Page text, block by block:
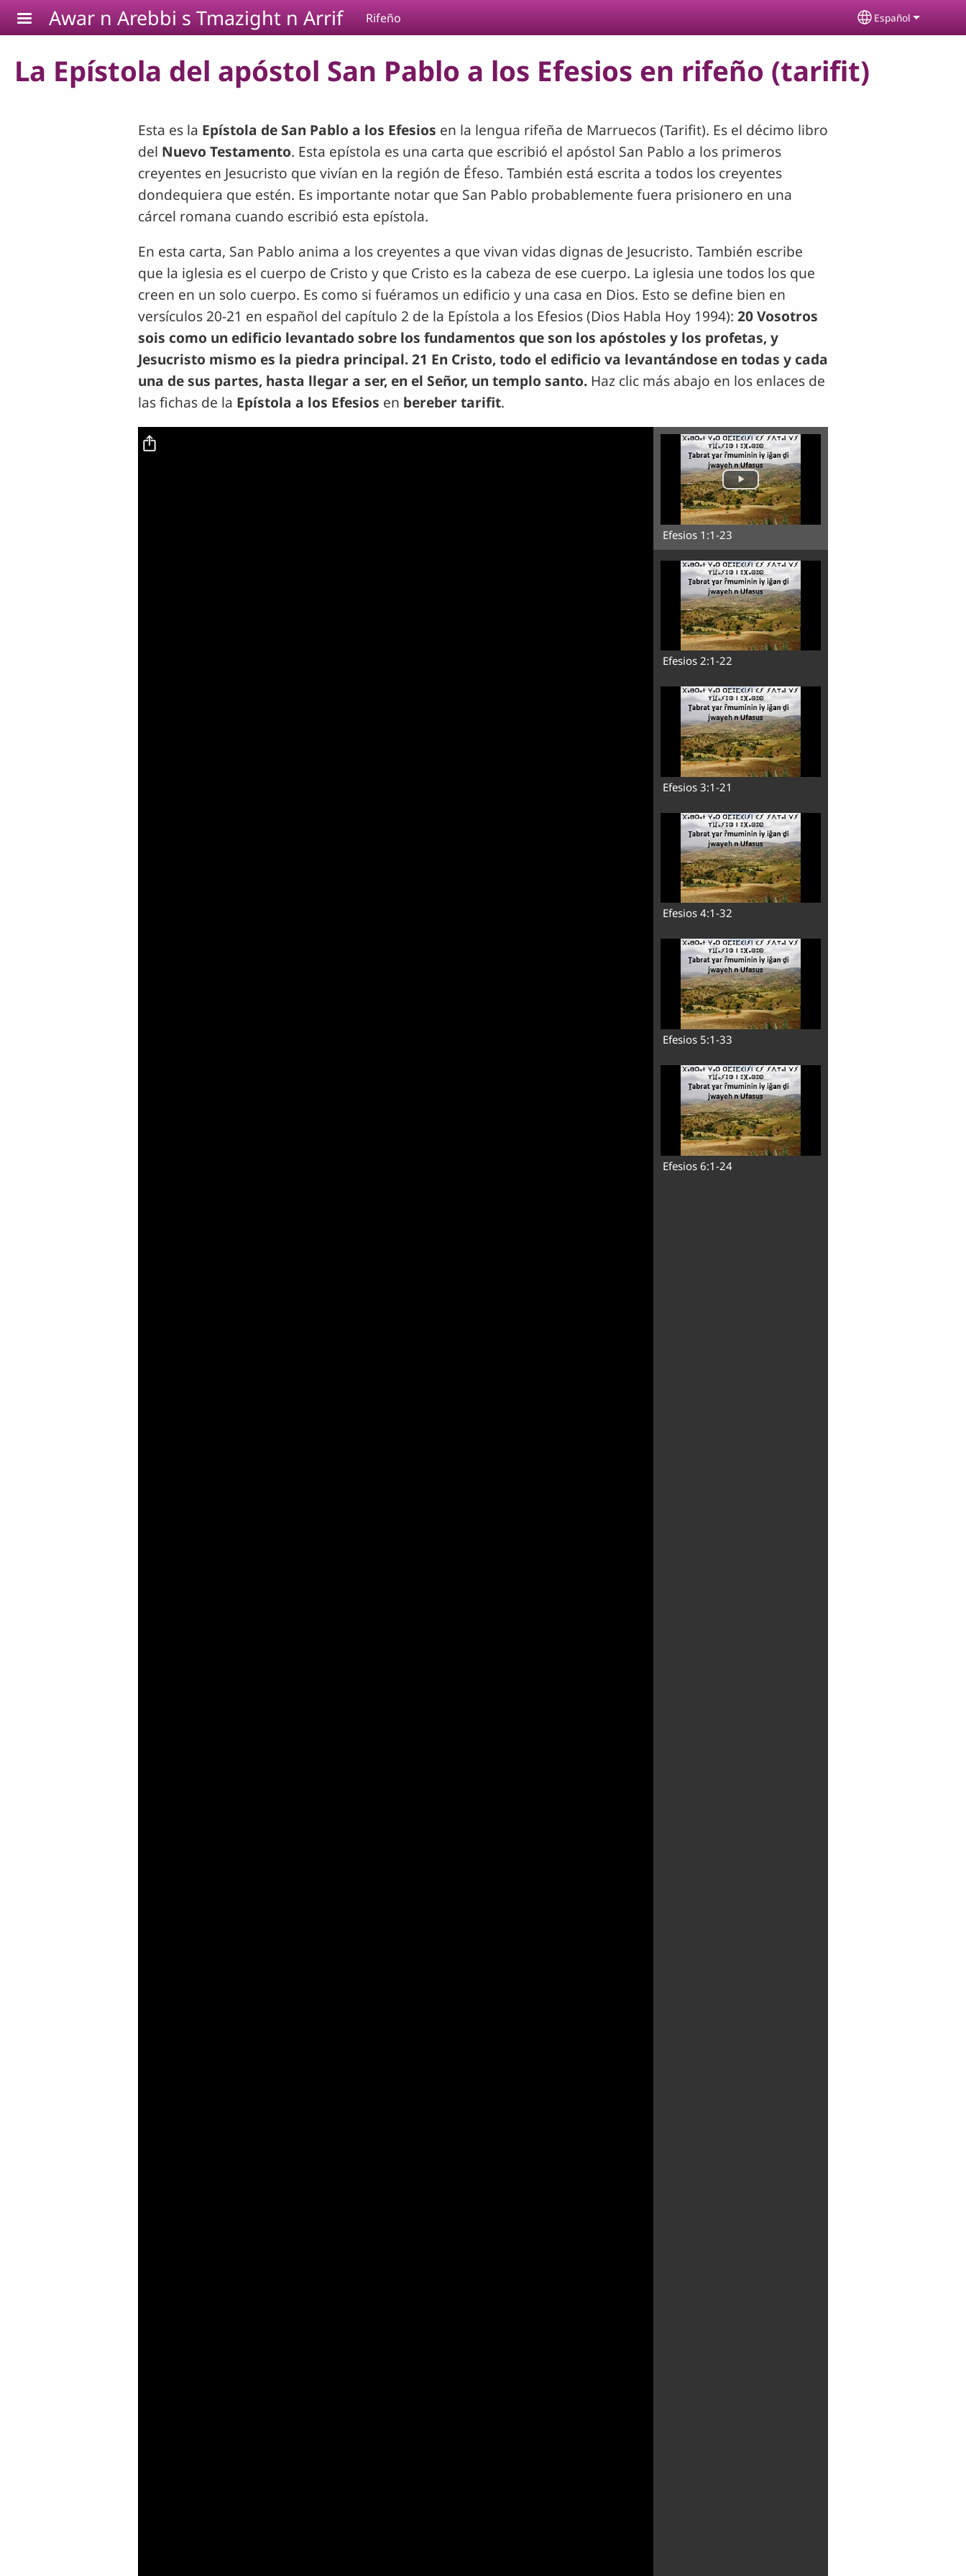
Pasar al contenido principal
Awar n Arebbi s Tmazight n Arrif Rifeño Select your
Español
La Epístola del apóstol San Pablo a los Efesios en rifeño (tarifit)
Esta es la Epístola de San Pablo a los Efesios en la lengua rifeña de Marruecos (Tarifit). Es el décimo libro
del Nuevo Testamento. Esta epístola es una carta que escribió el apóstol San Pablo a los primeros
creyentes en Jesucristo que vivían en la región de Éfeso. También está escrita a todos los creyentes
dondequiera que estén. Es importante notar que San Pablo probablemente fuera prisionero en una
cárcel romana cuando escribió esta epístola.
En esta carta, San Pablo anima a los creyentes a que vivan vidas dignas de Jesucristo. También escribe
que la iglesia es el cuerpo de Cristo y que Cristo es la cabeza de ese cuerpo. La iglesia une todos los que
creen en un solo cuerpo. Es como si fuéramos un edificio y una casa en Dios. Esto se define bien en
versículos 20-21 en español del capítulo 2 de la Epístola a los Efesios (Dios Habla Hoy 1994): 20 Vosotros
sois como un edificio levantado sobre los fundamentos que son los apóstoles y los profetas, y
Jesucristo mismo es la piedra principal. 21 En Cristo, todo el edificio va levantándose en todas y cada
una de sus partes, hasta llegar a ser, en el Señor, un templo santo. Haz clic más abajo en los enlaces de
las fichas de la Epístola a los Efesios en bereber tarifit.
Efesios 1:1-23
Efesios 2:1-22
Efesios 3:1-21
Efesios 4:1-32
Efesios 5:1-33
Efesios 6:1-24